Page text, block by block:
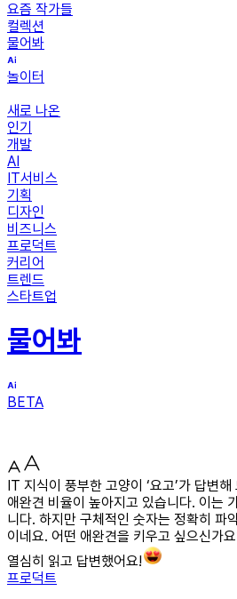
요즘 작가들
컬렉션
물어봐
놀이터
새로 나온
인기
개발
AI
IT서비스
기획
디자인
비즈니스
프로덕트
커리어
트렌드
스타트업
물어봐
BETA
IT 지식이 풍부한 고양이 ‘요고’가 답변
애완견 비율이 높아지고 있습니다. 이는
니다. 하지만 구체적인 숫자는 정확히 파
이네요. 어떤 애완견을 키우고 싶으신가
열심히 읽고 답변했어요!
프로덕트